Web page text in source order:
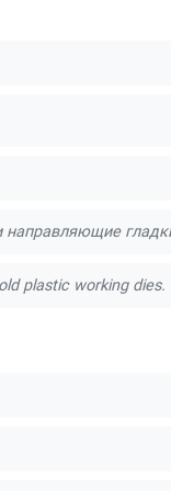
plastic working